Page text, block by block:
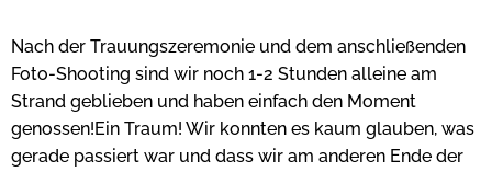
Nach der Trauungszeremonie und dem anschließenden
Foto-Shooting sind wir noch 1-2 Stunden alleine am
Strand geblieben und haben einfach den Moment
genossen!Ein Traum! Wir konnten es kaum glauben, was
gerade passiert war und dass wir am anderen Ende der